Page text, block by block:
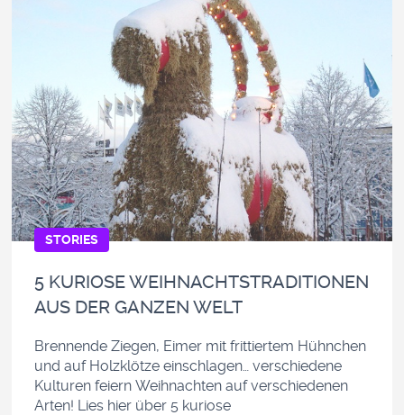
STORIES
5 KURIOSE WEIHNACHTSTRADITIONEN
AUS DER GANZEN WELT
Brennende Ziegen, Eimer mit frittiertem Hühnchen
und auf Holzklötze einschlagen… verschiedene
Kulturen feiern Weihnachten auf verschiedenen
Arten! Lies hier über 5 kuriose